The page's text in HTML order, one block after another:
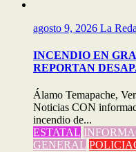
agosto 9, 2026 La
INCENDIO EN
REPORTAN
Álamo Temapache,
Noticias CON
incendio de...
ESTATAL
GENERAL